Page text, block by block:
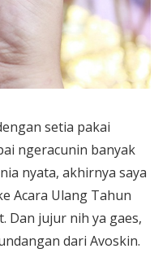
setia pakai
ngeracunin banyak
nyata, akhirnya saya
Acara Ulang Tahun
Dan jujur nih ya gaes,
dari Avoskin.